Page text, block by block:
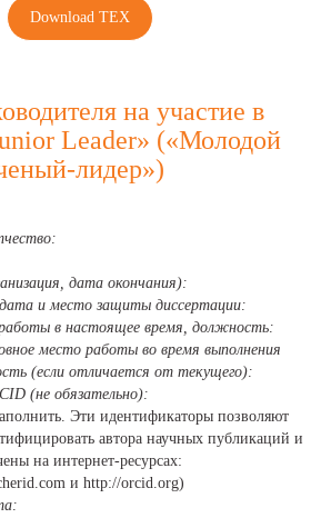
Download TEX
на участие в
Leader» («Молодой
лидер»)
дата окончания):
и место защиты диссертации:
в настоящее время, должность:
место работы во время выполнения
(если отличается от текущего):
(не обязательно):
Эти идентификаторы позволяют
автора научных публикаций и
на интернет-ресурсах:
и http://orcid.org)